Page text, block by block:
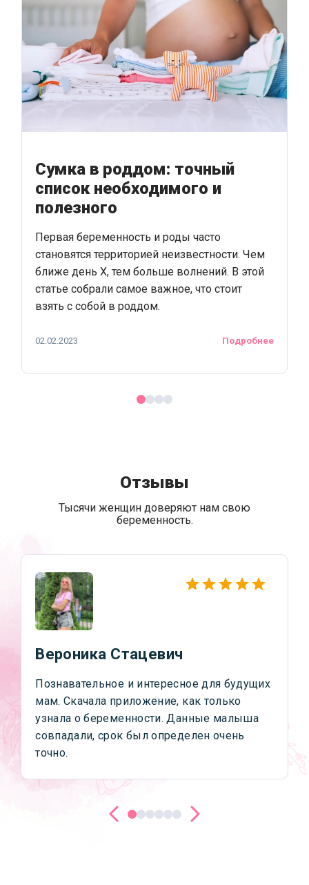
Сумка в роддом: точный
список необходимого и
полезного
Первая беременность и роды часто
становятся территорией неизвестности. Чем
ближе день Х, тем больше волнений. В этой
статье собрали самое важное, что стоит
взять с собой в роддом.
02.02.2023 Подробнее
Отзывы
Тысячи женщин доверяют нам свою
беременность.
Вероника Стацевич
Познавательное и интересное для будущих
мам. Скачала приложение, как только
узнала о беременности. Данные малыша
совпадали, срок был определен очень
точно.